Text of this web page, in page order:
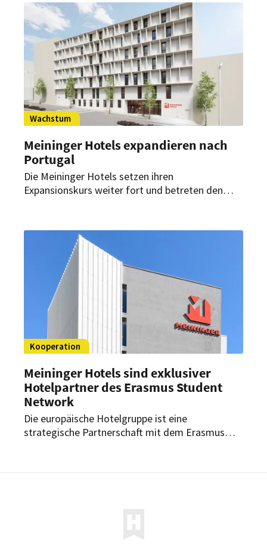
Produktentwicklungen. Bewerbungen sind noch
bis zum 30. April möglich.
Wachstum
Meininger Hotels expandieren nach
Portugal
Die Meininger Hotels setzen ihren
Expansionskurs weiter fort und betreten den
Eröffnung ist für das erste Quartal 2028 geplant.
Kooperation
Meininger Hotels sind exklusiver
Hotelpartner des Erasmus Student
Network
Die europäische Hotelgruppe ist eine
strategische Partnerschaft mit dem Erasmus